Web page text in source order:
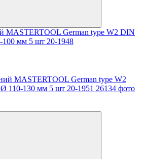
MASTERTOOL German type W2 DIN
мм 5 шт 20-1948